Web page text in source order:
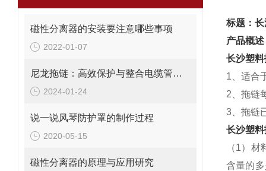
磁性分离器的安装要注意哪些事项
2022-01-07
尼龙拖链：高效保护与整合电缆管理解决方案
2024-01-24
说一说风琴防护罩的制作过程
2020-05-15
磁性分离器的原理与应用研究
标题：
产品概述
长沙塑
1、适合
2、拖链
3、拖链
长沙塑
（1）
含量的